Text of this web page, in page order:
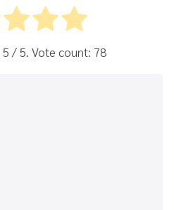
5 / 5. Vote count: 78